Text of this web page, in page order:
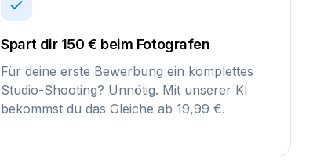
Spart dir 150 € beim Fotografen
Für deine erste Bewerbung ein komplettes
Studio-Shooting? Unnötig. Mit unserer KI
bekommst du das Gleiche ab 19,99 €.